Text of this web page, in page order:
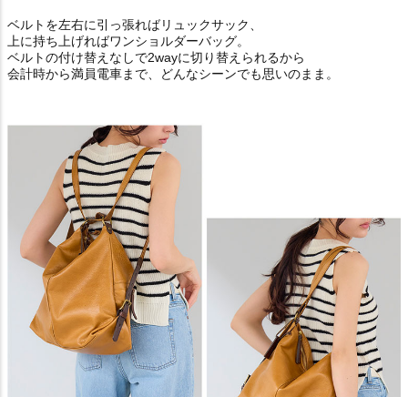
ベルトを左右に引っ張ればリュックサック、
上に持ち上げればワンショルダーバッグ。
ベルトの付け替えなしで2wayに切り替えられるから
会計時から満員電車まで、どんなシーンでも思いのまま。